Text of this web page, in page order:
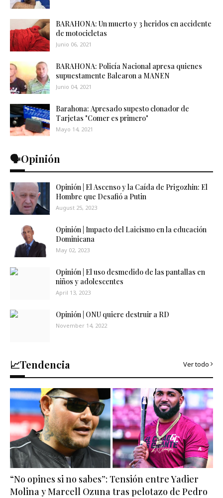
BARAHONA: Un muerto y 3 heridos en accidente
de motocicletas
Junio 06, 2021
BARAHONA: Policía Nacional apresa quienes
supuestamente Balearon a MANEN
Junio 04, 2021
Barahona: Apresado supesto clonador de
Tarjetas "Comer es primero"
Mayo 14, 2021
🗣️Opinión
Opinión | El Ascenso y la Caída de Prigozhin: El
Hombre que Desafió a Putin
August 25, 2023
Opinión | Impacto del Laicismo en la educación
Dominicana
May 02, 2023
Opinión | El uso desmedido de las pantallas en
niños y adolescentes
April 13, 2023
Opinión | ONU quiere destruir a RD
November 14, 2022
📈Tendencia Ver todo
“No opines si no sabes”: Tensión entre Yadier
Molina y Marcell Ozuna tras pelotazo de Pedro